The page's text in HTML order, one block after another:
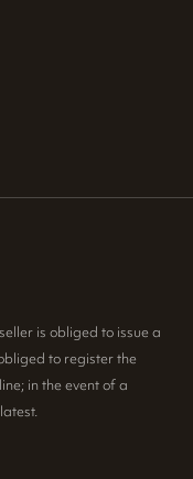
is obliged to issue a
to register the
in the event of a